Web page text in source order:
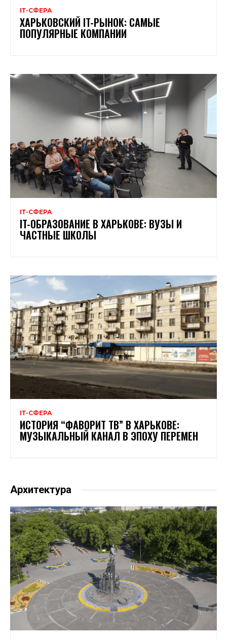
ІТ-СФЕРА
ХАРЬКОВСКИЙ IT-РЫНОК: САМЫЕ
ПОПУЛЯРНЫЕ КОМПАНИИ
ІТ-СФЕРА
IT-ОБРАЗОВАНИЕ В ХАРЬКОВЕ: ВУЗЫ И
ЧАСТНЫЕ ШКОЛЫ
ІТ-СФЕРА
ИСТОРИЯ “ФАВОРИТ ТВ” В ХАРЬКОВЕ:
МУЗЫКАЛЬНЫЙ КАНАЛ В ЭПОХУ ПЕРЕМЕН
Архитектура